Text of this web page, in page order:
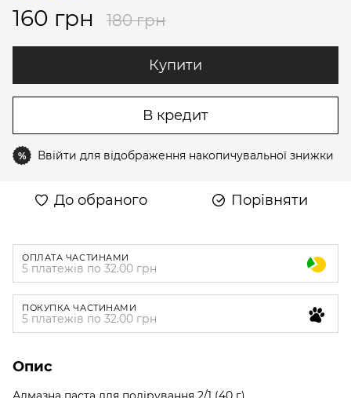
160 грн 180 грн
Купити
В кредит
% Ввійти для відображення накопичувальної знижки
До обраного Порівняти
ОПЛАТА ЧАСТИНАМИ
5 платежів по 32.00 грн
ПОКУПКА ЧАСТИНАМИ
5 платежів по 32.00 грн
Опис